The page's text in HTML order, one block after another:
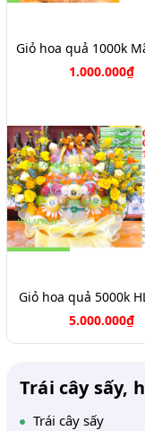
1.000.000₫
Giỏ hoa quả 5000k
5.000.000₫
Trái cây sấy,
Trái cây sấy